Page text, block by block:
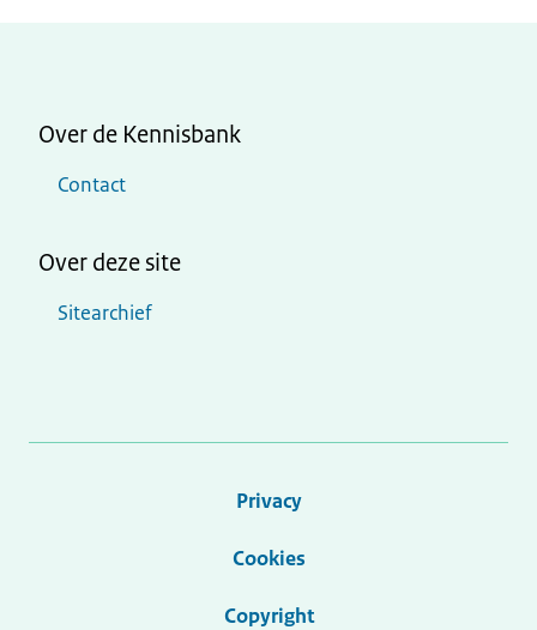
Over de Kennisbank
Contact
Over deze site
Sitearchief
Privacy
Cookies
Copyright